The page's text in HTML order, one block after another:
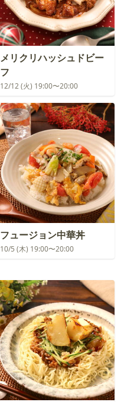
メリクリハッシュドビー
フ
12/12 (火) 19:00〜20:00
フュージョン中華丼
10/5 (木) 19:00〜20:00